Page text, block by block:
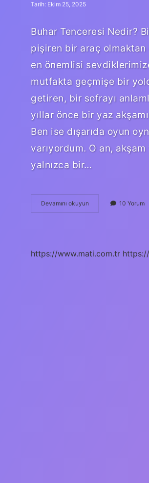
Tarih: Ekim 25, 2025
Buhar Tenceresi Nedir?
pişiren bir araç olmaktan
en önemlisi
mutfakta geçmişe bir
getiren, bir sofrayı
yıllar önce bir yaz
Ben ise dışarıda oyun
varıyordum. O an,
yalnızca bir…
Devamını okuyun
tenceresi
10 Yorum
https://www.mati.com.tr